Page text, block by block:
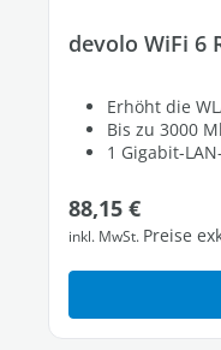
devolo WiFi 6
Erhöht die
Bis zu 3000
1 Gigabit-
Regulärer Preis:
88,15 €
inkl. MwSt. Preise